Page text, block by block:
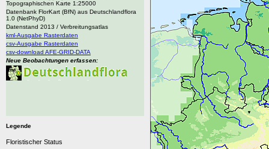
Topographischen Karte 1:25000
Datenbank FlorKart (BfN) aus Deutschlandflora
1.0 (NetPhyD)
Datenstand 2013 / Verbreitungsatlas
kml-Ausgabe Rasterdaten
csv-Ausgabe Rasterdaten
csv-download AFE-GRID-DATA
Neue Beobachtungen erfassen:
Legende